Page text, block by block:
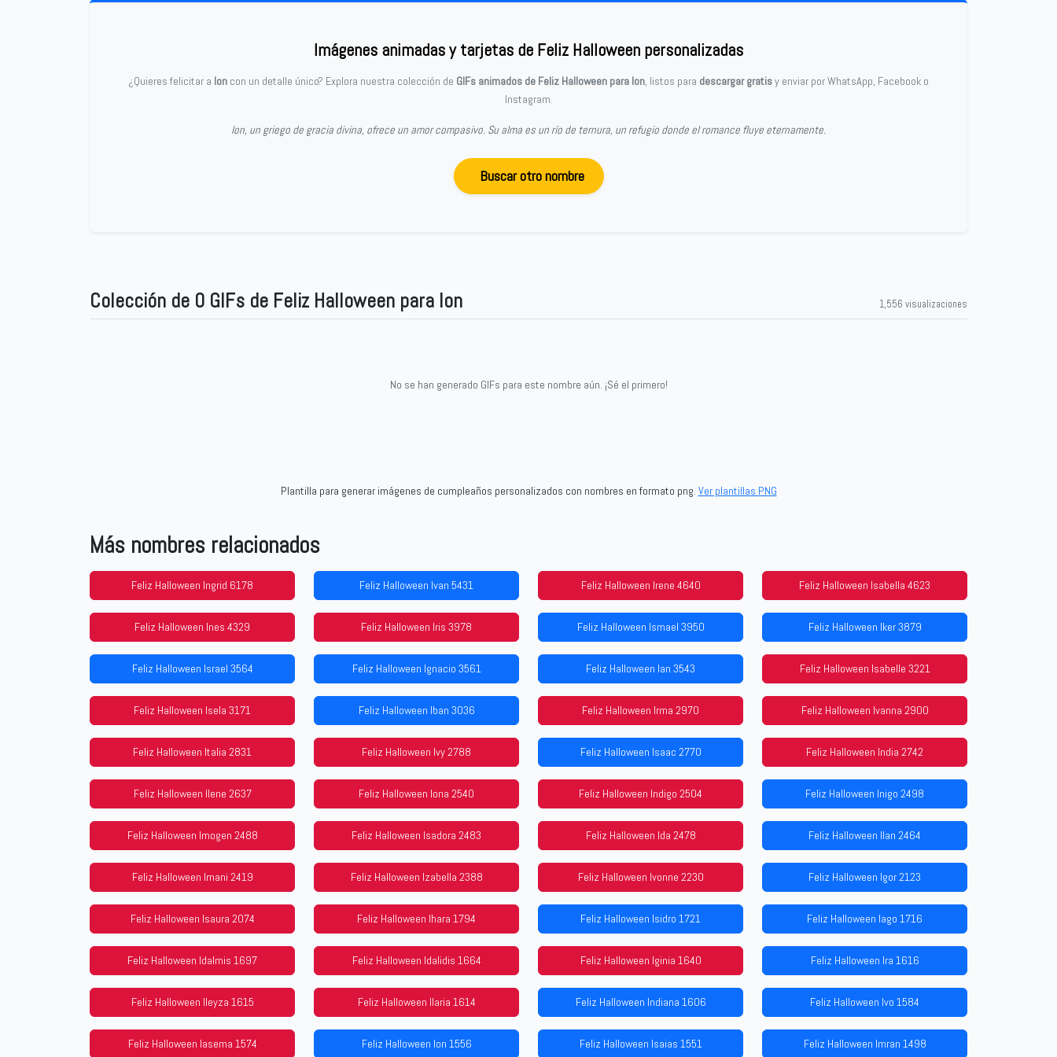
Imágenes animadas y tarjetas de Feliz Halloween personalizadas
¿Quieres felicitar a Ion con un detalle único? Explora nuestra colección de GIFs animados de Feliz Halloween para Ion, listos para descargar gratisy enviar por WhatsApp, Facebook o
Instagram.
Ion, un griego de gracia divina, ofrece un amor compasivo. Su alma es un río de ternura, un refugio donde el romance fluye eternamente.
Buscar otro nombre
Colección de 0 GIFs de Feliz Halloween para Ion 1,556 visualizaciones
No se han generado GIFs para este nombre aún. ¡Sé el primero!
Plantilla para generar imágenes de cumpleaños personalizados con nombres en formato png. Ver plantillas PNG
Más nombres relacionados
Feliz Halloween Ingrid 6178 Feliz Halloween Ivan 5431 Feliz Halloween Irene 4640 Feliz Halloween Isabella 4623
Feliz Halloween Ines 4329 Feliz Halloween Iris 3978 Feliz Halloween Ismael 3950 Feliz Halloween Iker 3879
Feliz Halloween Israel 3564 Feliz Halloween Ignacio 3561 Feliz Halloween Ian 3543 Feliz Halloween Isabelle 3221
Feliz Halloween Isela 3171 Feliz Halloween Iban 3036 Feliz Halloween Irma 2970 Feliz Halloween Ivanna 2900
Feliz Halloween Italia 2831 Feliz Halloween Ivy 2788 Feliz Halloween Isaac 2770 Feliz Halloween India 2742
Feliz Halloween Ilene 2637 Feliz Halloween Iona 2540 Feliz Halloween Indigo 2504 Feliz Halloween Inigo 2498
Feliz Halloween Imogen 2488 Feliz Halloween Isadora 2483 Feliz Halloween Ida 2478 Feliz Halloween Ilan 2464
Feliz Halloween Imani 2419 Feliz Halloween Izabella 2388 Feliz Halloween Ivonne 2230 Feliz Halloween Igor 2123
Feliz Halloween Isaura 2074 Feliz Halloween Ihara 1794 Feliz Halloween Isidro 1721 Feliz Halloween Iago 1716
Feliz Halloween Idalmis 1697 Feliz Halloween Idalidis 1664 Feliz Halloween Iginia 1640 Feliz Halloween Ira 1616
Feliz Halloween Ileyza 1615 Feliz Halloween Ilaria 1614 Feliz Halloween Indiana 1606 Feliz Halloween Ivo 1584
Feliz Halloween Iasema 1574 Feliz Halloween Ion 1556 Feliz Halloween Isaias 1551 Feliz Halloween Imran 1498